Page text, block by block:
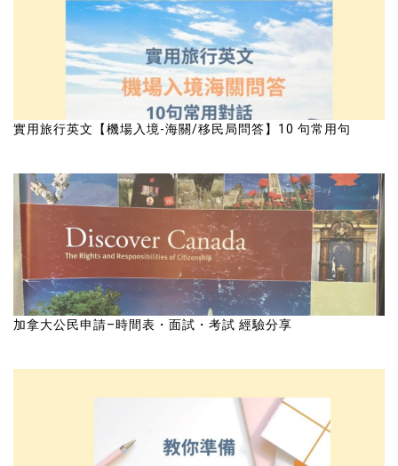
實用旅行英文【機場入境-海關/移民局問答】10 句常用句
加拿大公民申請–時間表・面試・考試 經驗分享